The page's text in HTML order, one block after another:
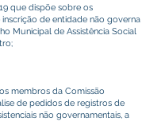
que dispõe sobre os
de entidade não governa
Municipal de Assistência Social
membros da Comissão
de pedidos de registros de
não governamentais, a